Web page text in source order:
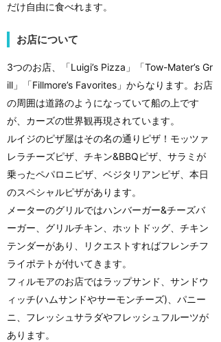
だけ自由に食べれます。
お店について
3つのお店、「Luigi’s Pizza」「Tow-Mater’s Gr
ill」「Fillmore’s Favorites」からなります。お店
の周囲は道路のようになっていて船の上です
が、カーズの世界観再現されています。
ルイジのピザ屋はその名の通りピザ！モッツァ
レラチーズピザ、チキン&BBQピザ、サラミが
乗ったペパロニピザ、ベジタリアンピザ、本日
のスペシャルピザがあります。
メーターのグリルではハンバーガー&チーズバ
ーガー、グリルチキン、ホットドッグ、チキン
テンダーがあり、リクエストすればフレンチフ
ライポテトが付いてきます。
フィルモアのお店ではラップサンド、サンドウ
ィッチ(ハムサンドやサーモンチーズ)、パニー
ニ、フレッシュサラダやフレッシュフルーツが
あります。